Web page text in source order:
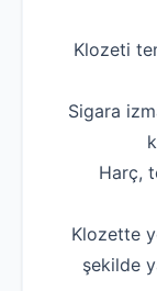
Klozeti
Sigara
Harç,
Klozette
şekilde